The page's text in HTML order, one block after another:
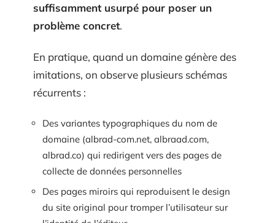
suffisamment usurpé pour poser un
problème concret.
En pratique, quand un domaine génère des
imitations, on observe plusieurs schémas
récurrents :
Des variantes typographiques du nom de
domaine (albrad-com.net, albraad.com,
albrad.co) qui redirigent vers des pages de
collecte de données personnelles
Des pages miroirs qui reproduisent le design
du site original pour tromper l’utilisateur sur